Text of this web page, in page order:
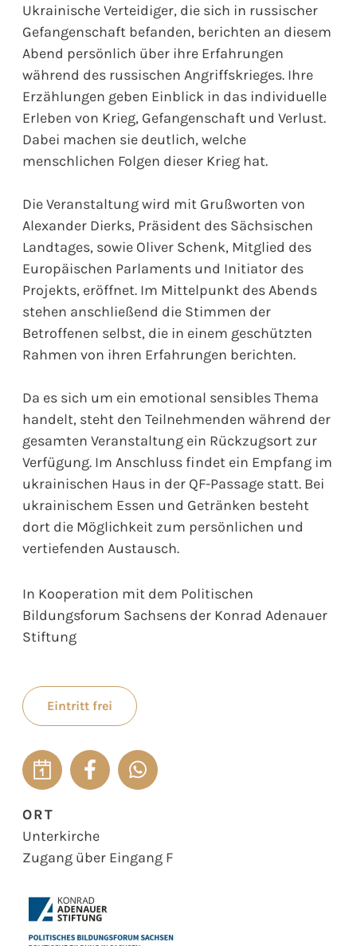
Ukrainische Verteidiger, die sich in russischer
Gefangenschaft befanden, berichten an diesem
Abend persönlich über ihre Erfahrungen
während des russischen Angriffskrieges. Ihre
Erzählungen geben Einblick in das individuelle
Erleben von Krieg, Gefangenschaft und Verlust.
Dabei machen sie deutlich, welche
menschlichen Folgen dieser Krieg hat.
Die Veranstaltung wird mit Grußworten von
Alexander Dierks, Präsident des Sächsischen
Landtages, sowie Oliver Schenk, Mitglied des
Europäischen Parlaments und Initiator des
Projekts, eröffnet. Im Mittelpunkt des Abends
stehen anschließend die Stimmen der
Betroffenen selbst, die in einem geschützten
Rahmen von ihren Erfahrungen berichten.
Da es sich um ein emotional sensibles Thema
handelt, steht den Teilnehmenden während der
gesamten Veranstaltung ein Rückzugsort zur
Verfügung. Im Anschluss findet ein Empfang im
ukrainischen Haus in der QF-Passage statt. Bei
ukrainischem Essen und Getränken besteht
dort die Möglichkeit zum persönlichen und
vertiefenden Austausch.
In Kooperation mit dem Politischen
Bildungsforum Sachsens der Konrad Adenauer
Stiftung
Eintritt frei
ORT
Unterkirche
Zugang über Eingang F